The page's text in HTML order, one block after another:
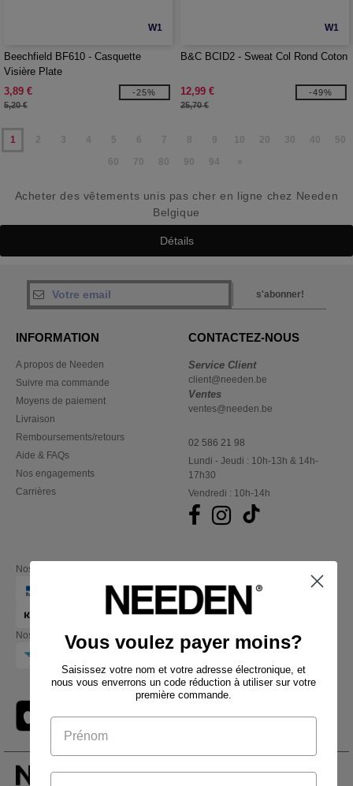
W1
Beechfield BF610 - Casquette
Visière Plate
3,89 €
5,20 €
-25%
W1
B&C BCID2 - Sweat Col Rond Coton
12,99 €
25,70 €
-49%
1 2 3 4 5 6 7 8 9 10 20 30 40
50
60
70 80 90 94 »
Acheter des vêtements unis pas cher en ligne chez Needen
Belgique
Détails
s'abonner!
INFORMATION
A propos de Needen
Suivre ma commande
Moyens de paiement
Livraison
Remboursements/retours
Aide & FAQs
Nos engagements
Carrières
CONTACTEZ-NOUS
Service Client
client@needen.be
Ventes
ventes@needen.be
02 586 21 98
Lundi - Jeudi : 10h-13h & 14h-
17h30
Vendredi : 10h-14h
Nos partenaires financiers
Nos transporteursVous voulez payer moins?
Saisissez votre nom et votre adresse électronique, et
nous vous enverrons un code réduction à utiliser sur votre
première commande.